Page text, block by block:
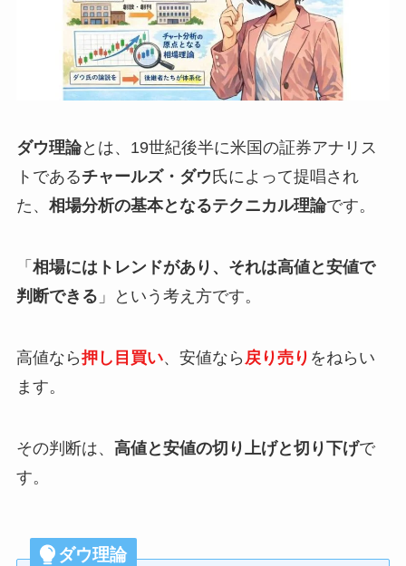
ダウ理論とは、19世紀後半に米国の証券アナリス
トであるチャールズ・ダウ 氏によって提唱され
た、 相場分析の基本となるテクニカル理論です。
「 相場にはトレンドがあり、それは高値と安値で
判断できる 」という考え方です。
高値なら押し目買い、安値なら 戻り売り をねらい
ます。
その判断は、 高値と安値の切り上げと切り下げで
す。
ダウ理論